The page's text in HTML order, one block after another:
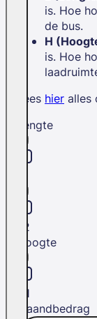
is. Hoe
de bus.
H
is. Hoe
Lees hier alles
Lengte
L2
Hoogte
H1
Maandbedrag